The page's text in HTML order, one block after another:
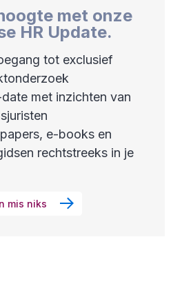
met onze
HR Update.
tot exclusief
met inzichten van
e-books en
rechtstreeks in je
mis niks